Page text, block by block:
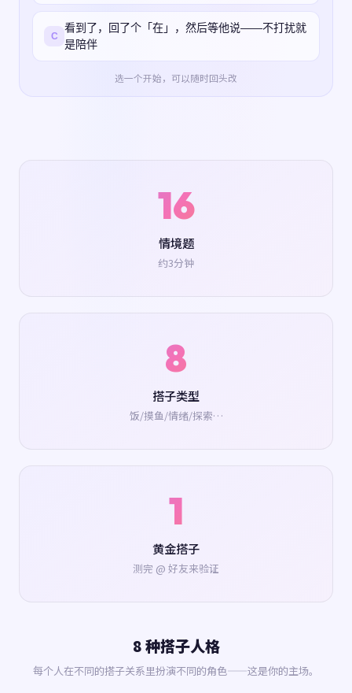
C
看到了，回了个「在」，然后等他说——不打扰就
是陪伴
选一个开始，可以随时回头改
16
情境题
约3分钟
8
搭子类型
饭/摸鱼/情绪/探索…
1
黄金搭子
测完 @ 好友来验证
8 种搭子人格
每个人在不同的搭子关系里扮演不同的角色——这是你的主场。